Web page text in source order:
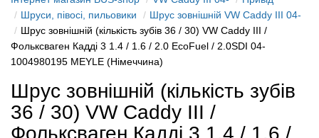
Шруси, півосі, пильовики
Шрус зовнішній VW Caddy III 04-
Шрус зовнішній (кількість зубів 36 / 30) VW Caddy III /
Фольксваген Кадді 3 1.4 / 1.6 / 2.0 EcoFuel / 2.0SDI 04-
1004980195 MEYLE (Німеччина)
Шрус зовнішній (кількість зубів
36 / 30) VW Caddy III /
Фольксваген Кадді 3 1.4 / 1.6 /